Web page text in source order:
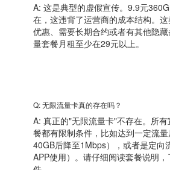
A: 这是典型的虚假宣传。9.9元
在，这违背了运营商的成本结构。
优惠、需要长期合约或者有其他隐
量套餐月租至少在29元以上。
Q: 无限流量卡真的存在吗？
A: 真正的"无限流量卡"不存在。所
餐都有限制条件，比如达到一定流
40GB后降至1Mbps），或者是定向
APP使用）。请仔细阅读套餐说明